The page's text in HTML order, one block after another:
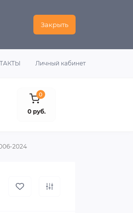
Закрыть
Личный кабинет
0
0 руб.
2024